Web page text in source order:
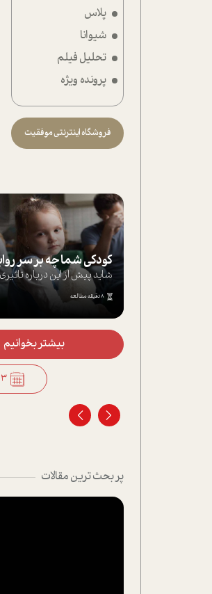
داستان
پلاس
شیوانا
تحلیل فیلم
پرونده ویژه
فروشگاه اینترنتی موفقیت
کودکی شما چه بر سر روابط بزرگسالی‌تان می‌آورد؟
شاید پیش از این درباره تاثیری که اتفاقات...
بیشتر بخوانیم
پر بحث ترین مقالات